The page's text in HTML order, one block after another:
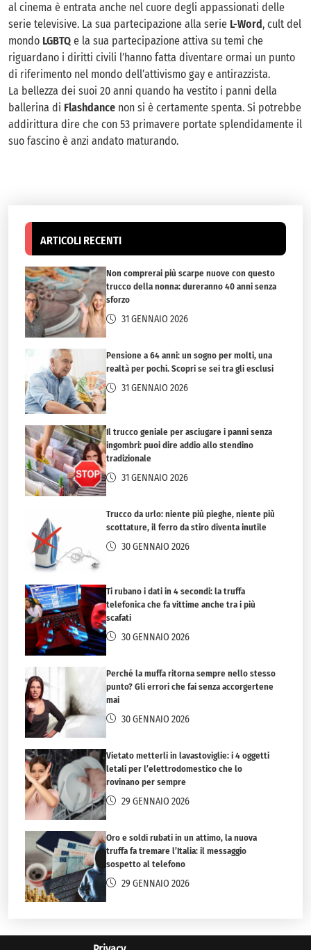
al cinema è entrata anche nel cuore degli appassionati delle
serie televisive. La sua partecipazione alla serie L-Word, cult del
mondo LGBTQ e la sua partecipazione attiva su temi che
riguardano i diritti civili l’hanno fatta diventare ormai un punto
di riferimento nel mondo dell’attivismo gay e antirazzista.
La bellezza dei suoi 20 anni quando ha vestito i panni della
ballerina di Flashdance non si è certamente spenta. Si potrebbe
addirittura dire che con 53 primavere portate splendidamente il
suo fascino è anzi andato maturando.
ARTICOLI RECENTI
Non comprerai più scarpe nuove con questo
trucco della nonna: dureranno 40 anni senza
sforzo
31 GENNAIO 2026
Pensione a 64 anni: un sogno per molti, una
realtà per pochi. Scopri se sei tra gli esclusi
31 GENNAIO 2026
Il trucco geniale per asciugare i panni senza
ingombri: puoi dire addio allo stendino
tradizionale
31 GENNAIO 2026
Trucco da urlo: niente più pieghe, niente più
scottature, il ferro da stiro diventa inutile
30 GENNAIO 2026
Ti rubano i dati in 4 secondi: la truffa
telefonica che fa vittime anche tra i più
scafati
30 GENNAIO 2026
Perché la muffa ritorna sempre nello stesso
punto? Gli errori che fai senza accorgertene
mai
30 GENNAIO 2026
Vietato metterli in lavastoviglie: i 4 oggetti
letali per l’elettrodomestico che lo
rovinano per sempre
29 GENNAIO 2026
Oro e soldi rubati in un attimo, la nuova
truffa fa tremare l’Italia: il messaggio
sospetto al telefono
29 GENNAIO 2026